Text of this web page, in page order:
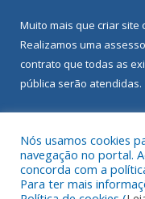
Muito mais que criar site
Realizamos uma
contrato que todas as
pública serão atendidas.
Nós usamos cookies
navegação no portal.
concorda com a
Para ter mais